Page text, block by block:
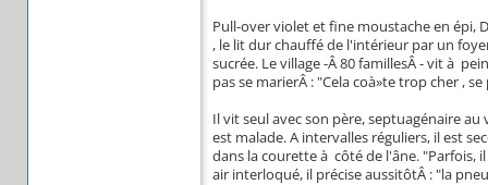
Pull-over violet et fine moustache en épi,
, le lit dur chauffé de l'intérieur par un
sucrée. Le village -Â 80 famillesÂ - vit à
pas se marierÂ : "Cela coà»te trop cher ,
Il vit seul avec son père, septuagénaire
est malade. A intervalles réguliers, il est
dans la courette à côté de l'âne. "Parfois,
air interloqué, il précise aussitôtÂ : "la